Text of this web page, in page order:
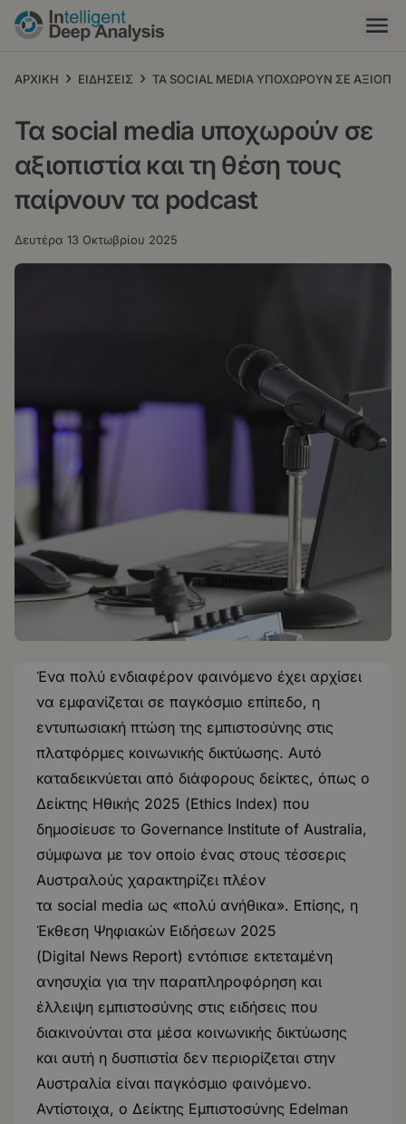
Παράκαμψη
προς
κυρίως
ΑΡΧΙΚΗ › ΕΙΔΗΣΕΙΣ › ΤΑ SOCIAL MEDIA ΥΠΟΧΩΡΟΥΝ ΣΕ
Τα social media υποχωρούν σε
αξιοπιστία και τη θέση τους
παίρνουν τα podcast
Δευτέρα 13 Οκτωβρίου 2025
Ένα πολύ ενδιαφέρον φαινόμενο έχει αρχίσει
να εμφανίζεται σε παγκόσμιο επίπεδο, η
εντυπωσιακή πτώση της εμπιστοσύνης στις
πλατφόρμες κοινωνικής δικτύωσης. Αυτό
καταδεικνύεται από διάφορους δείκτες, όπως ο
Δείκτης Ηθικής 2025 (Ethics Index) που
δημοσίευσε το Governance Institute of Australia,
σύμφωνα με τον οποίο ένας στους τέσσερις
Αυστραλούς χαρακτηρίζει πλέον
τα social media ως «πολύ ανήθικα». Επίσης, η
Έκθεση Ψηφιακών Ειδήσεων 2025
(Digital News Report) εντόπισε εκτεταμένη
ανησυχία για την παραπληροφόρηση και
έλλειψη εμπιστοσύνης στις ειδήσεις που
διακινούνται στα μέσα κοινωνικής δικτύωσης
και αυτή η δυσπιστία δεν περιορίζεται στην
Αυστραλία είναι παγκόσμιο φαινόμενο.
Αντίστοιχα, ο Δείκτης Εμπιστοσύνης Edelman